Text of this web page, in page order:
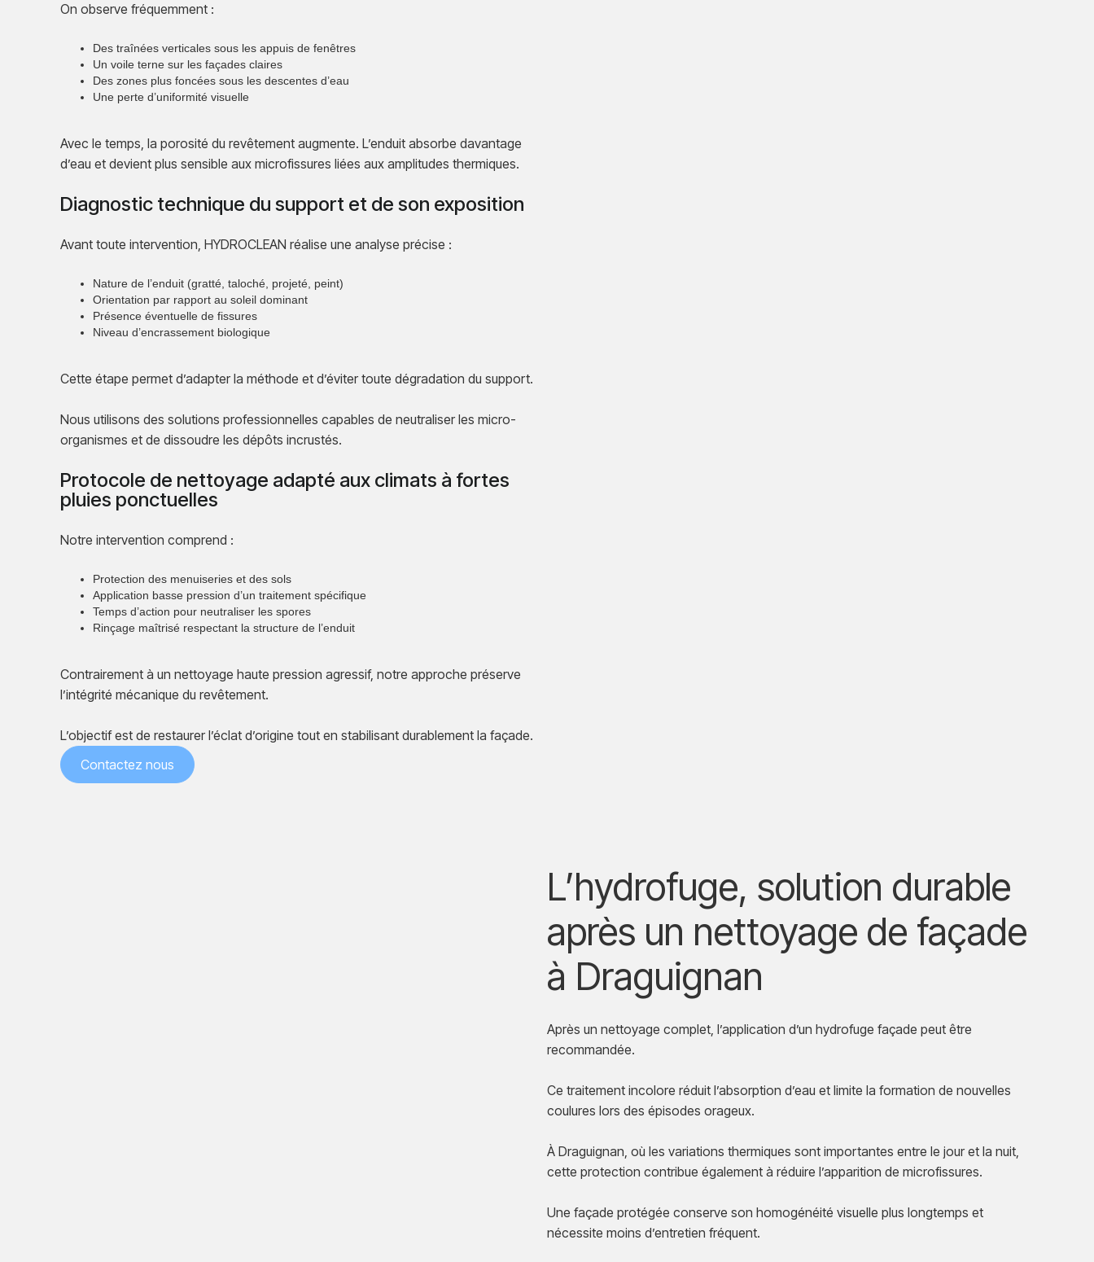
On observe fréquemment :
Des traînées verticales sous les appuis de fenêtres
Un voile terne sur les façades claires
Des zones plus foncées sous les descentes d’eau
Une perte d’uniformité visuelle
Avec le temps, la porosité du revêtement augmente. L’enduit absorbe davantage
d’eau et devient plus sensible aux microfissures liées aux amplitudes thermiques.
Diagnostic technique du support et de son exposition
Avant toute intervention, HYDROCLEAN réalise une analyse précise :
Nature de l’enduit (gratté, taloché, projeté, peint)
Orientation par rapport au soleil dominant
Présence éventuelle de fissures
Niveau d’encrassement biologique
Cette étape permet d’adapter la méthode et d’éviter toute dégradation du support.
Nous utilisons des solutions professionnelles capables de neutraliser les micro-
organismes et de dissoudre les dépôts incrustés.
Protocole de nettoyage adapté aux climats à fortes
pluies ponctuelles
Notre intervention comprend :
Protection des menuiseries et des sols
Application basse pression d’un traitement spécifique
Temps d’action pour neutraliser les spores
Rinçage maîtrisé respectant la structure de l’enduit
Contrairement à un nettoyage haute pression agressif, notre approche préserve
l’intégrité mécanique du revêtement.
L’objectif est de restaurer l’éclat d’origine tout en stabilisant durablement la façade.
Contactez nous
L’hydrofuge, solution durable
après un nettoyage de façade
à Draguignan
Après un nettoyage complet, l’application d’un hydrofuge façade peut être
recommandée.
Ce traitement incolore réduit l’absorption d’eau et limite la formation de nouvelles
coulures lors des épisodes orageux.
À Draguignan, où les variations thermiques sont importantes entre le jour et la nuit,
cette protection contribue également à réduire l’apparition de microfissures.
Une façade protégée conserve son homogénéité visuelle plus longtemps et
nécessite moins d’entretien fréquent.